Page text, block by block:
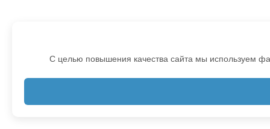
С целью повышения качества сайта мы используем